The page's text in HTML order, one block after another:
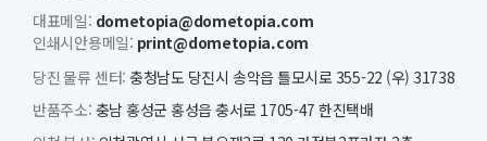
대표메일: dometopia@dometopia.com
인쇄시안용메일: print@dometopia.com
당진 물류 센터: 충청남도 당진시 송악읍 틀모시로 355-22 (우) 31738
반품주소: 충남 홍성군 홍성읍 충서로 1705-47 한진택배